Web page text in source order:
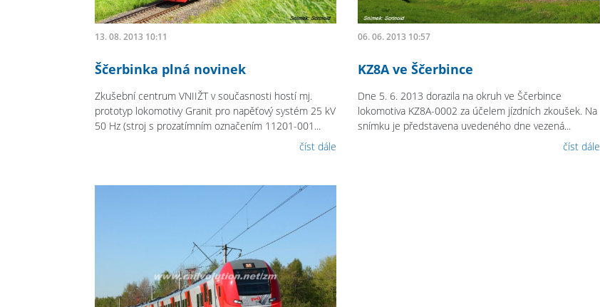
13. 08. 2013 10:11
Ščerbinka plná novinek
Zkušební centrum VNIIŽT v současnosti hostí mj.
prototyp lokomotivy Granit pro napěťový systém 25 kV
50 Hz (stroj s prozatímním označením 11201-001...
číst dále
06. 06. 2013 10:57
KZ8A ve Ščerbince
Dne 5. 6. 2013 dorazila na okruh ve Ščerbince
lokomotiva KZ8A-0002 za účelem jízdních zkoušek. Na
snímku je představena uvedeného dne vezená...
číst dále